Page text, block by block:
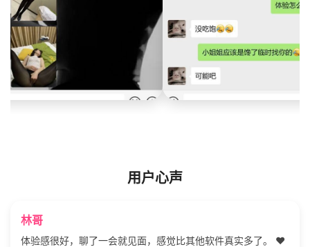
用户心声
林哥
体验感很好，聊了一会就见面，感觉比其他软件真实多了。 ❤️